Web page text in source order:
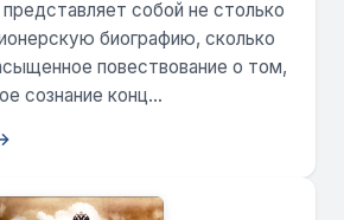
собой не столько
биографию, сколько
повествование о том,
сознание конц...